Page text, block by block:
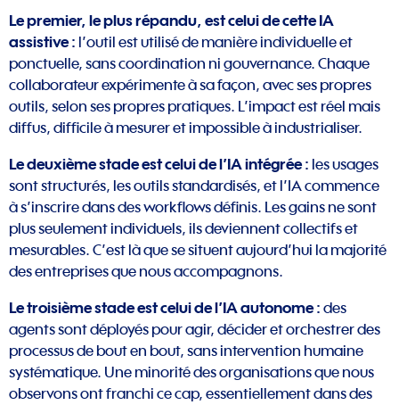
Le premier, le plus répandu, est celui de cette IA
assistive : l’outil est utilisé de manière individuelle et
ponctuelle, sans coordination ni gouvernance. Chaque
collaborateur expérimente à sa façon, avec ses propres
outils, selon ses propres pratiques. L’impact est réel mais
diffus, difficile à mesurer et impossible à industrialiser.
Le deuxième stade est celui de l’IA intégrée : les usages
sont structurés, les outils standardisés, et l’IA commence
à s’inscrire dans des workflows définis. Les gains ne sont
plus seulement individuels, ils deviennent collectifs et
mesurables. C’est là que se situent aujourd’hui la majorité
des entreprises que nous accompagnons.
Le troisième stade est celui de l’IA autonome : des
agents sont déployés pour agir, décider et orchestrer des
processus de bout en bout, sans intervention humaine
systématique. Une minorité des organisations que nous
observons ont franchi ce cap, essentiellement dans des